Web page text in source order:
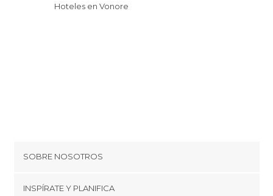
Hoteles en Vonore
SOBRE NOSOTROS
Cookies
INSPÍRATE Y PLANIFICA